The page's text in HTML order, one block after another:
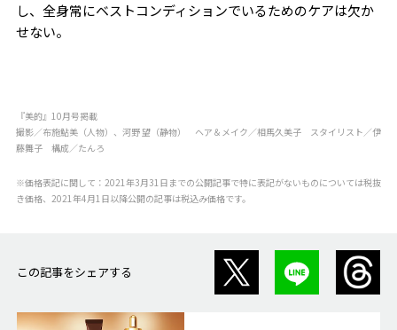
し、全身常にベストコンディションでいるためのケアは欠か
せない。
『美的』10月号掲載
撮影／布施鮎美（人物）、河野 望（静物） ヘア＆メイク／相馬久美子 スタイリスト／伊
藤舞子 構成／たんろ
※価格表記に関して：2021年3月31日までの公開記事で特に表記がないものについては税抜
き価格、2021年4月1日以降公開の記事は税込み価格です。
この記事をシェアする